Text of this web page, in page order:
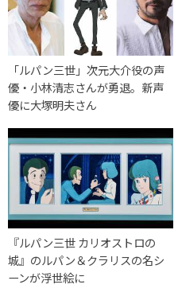
「ルパン三世」次元大介役の声
優・小林清志さんが勇退。新声
優に大塚明夫さん
『ルパン三世 カリオストロの
城』のルパン＆クラリスの名シ
ーンが浮世絵に